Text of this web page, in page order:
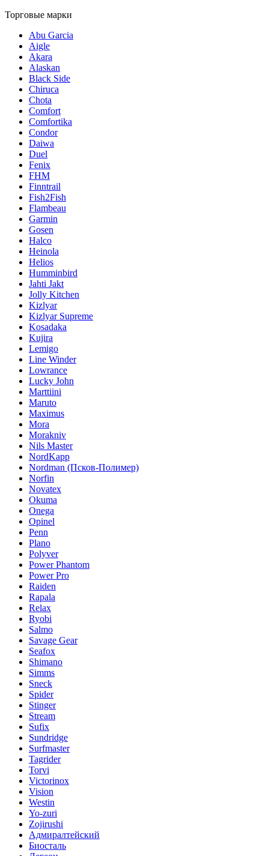
Торговые марки
Abu Garcia
Aigle
Akara
Alaskan
Black Side
Chiruca
Chota
Comfort
Comfortika
Condor
Daiwa
Duel
Fenix
FHM
Finntrail
Fish2Fish
Flambeau
Garmin
Gosen
Halco
Heinola
Helios
Humminbird
Jahti Jakt
Jolly Kitchen
Kizlyar
Kizlyar Supreme
Kosadaka
Kujira
Lemigo
Line Winder
Lowrance
Lucky John
Marttiini
Maruto
Maximus
Mora
Morakniv
Nils Master
NordKapp
Nordman (Псков-Полимер)
Norfin
Novatex
Okuma
Onega
Opinel
Penn
Plano
Polyver
Power Phantom
Power Pro
Raiden
Rapala
Relax
Ryobi
Salmo
Savage Gear
Seafox
Shimano
Simms
Sneck
Spider
Stinger
Stream
Sufix
Sundridge
Surfmaster
Tagrider
Torvi
Victorinox
Vision
Westin
Yo-zuri
Zojirushi
Адмиралтейский
Биосталь